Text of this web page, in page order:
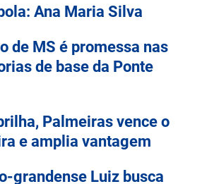
Ana Maria Silva
de MS é promessa nas
de base da Ponte
Palmeiras vence o
e amplia vantagem
grandense Luiz busca